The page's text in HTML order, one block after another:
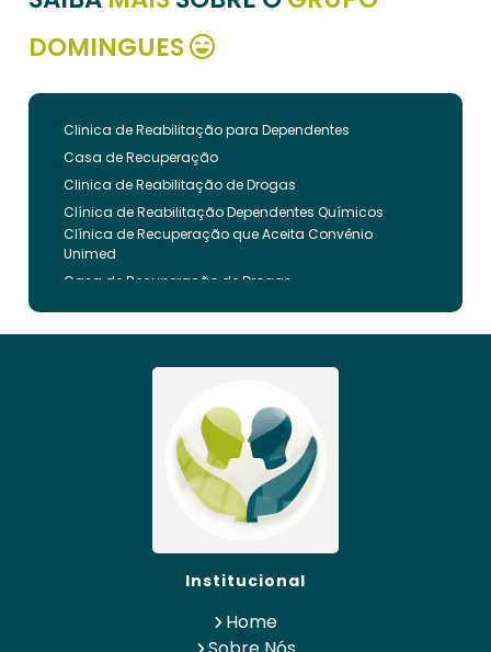
DOMINGUES
Clinica de Reabilitação para Dependentes
Casa de Recuperação
Clinica de Reabilitação de Drogas
Clínica de Reabilitação Dependentes Químicos
Clínica de Recuperação que Aceita Convênio
Unimed
Casa de Recuperação de Drogas
Clínica de Reabilitação de Dependentes Químicos
Clinica de Recuperação de Drogas Pelo Bradesco
Internação Involuntária que Aceita Convenio
Clinica de Reabilitação Involuntaria
Clinica de Reabilitação de Drogas Feminina
Casa de Recuperação para Drogados
Clinica de Reabilitação Alcoolismo
Clinica de Tratamento para Dependentes
Clinica de Recuperação Alcoolismo
Clínica de Recuperação que Aceita Convênio
Clinica de Reabilitação de Alcoólatra
Institucional
Home